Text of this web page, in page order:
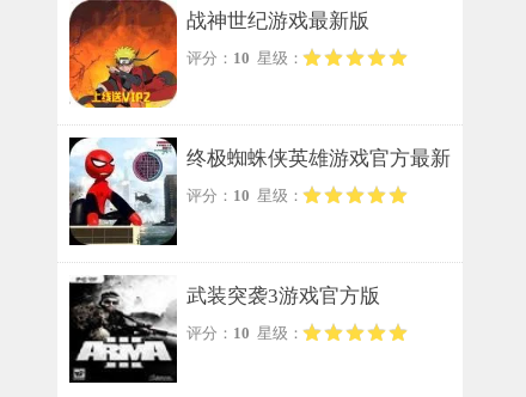
战神世纪游戏最新版
评分： 10 星级：
终极蜘蛛侠英雄游戏官方最新
版
评分： 10 星级：
武装突袭3游戏官方版
评分： 10 星级：